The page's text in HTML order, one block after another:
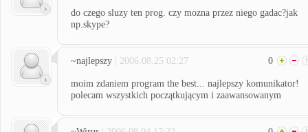
do czego sluzy ten prog. czy mozna przez niego gadac?jak
np.skype?
~najlepszy | 2006.08.25 02:27 0
moim zdaniem program the best... najlepszy komunikator!
polecam wszystkich początkującym i zaawansowanym